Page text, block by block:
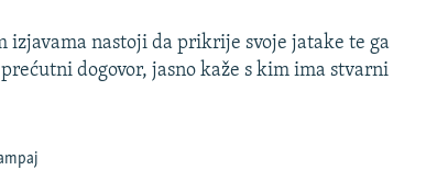
izjavama nastoji da prikrije svoje jatake te ga
dogovor, jasno kaže s kim ima stvarni